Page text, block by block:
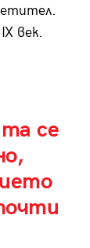
век.
се